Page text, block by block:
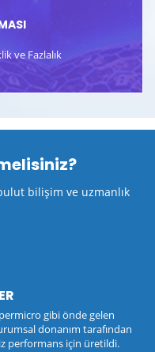
ve Fazlalık
bilişim ve uzmanlık
gibi önde gelen
donanım tarafından
performans için üretildi.